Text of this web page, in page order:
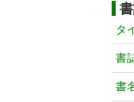
タ
書
書